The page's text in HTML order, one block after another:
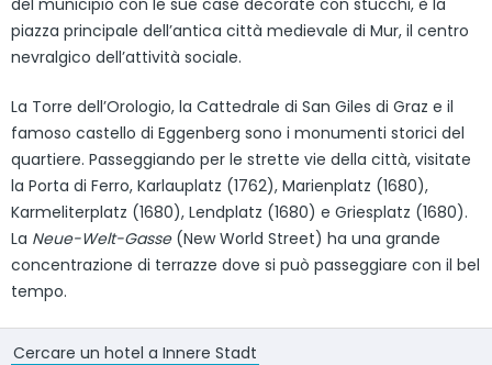
piazza principale dell’antica città medievale di Mur, il centro
nevralgico dell’attività sociale.
La Torre dell’Orologio, la Cattedrale di San Giles di Graz e il
famoso castello di Eggenberg sono i monumenti storici del
quartiere. Passeggiando per le strette vie della città, visitate
la Porta di Ferro, Karlauplatz (1762), Marienplatz (1680),
Karmeliterplatz (1680), Lendplatz (1680) e Griesplatz (1680).
La Neue-Welt-Gasse(New World Street) ha una grande
concentrazione di terrazze dove si può passeggiare con il bel
tempo.
Cercare un hotel a Innere Stadt